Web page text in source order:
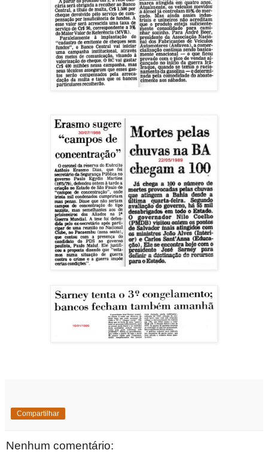
Compartilhar
Nenhum comentário: